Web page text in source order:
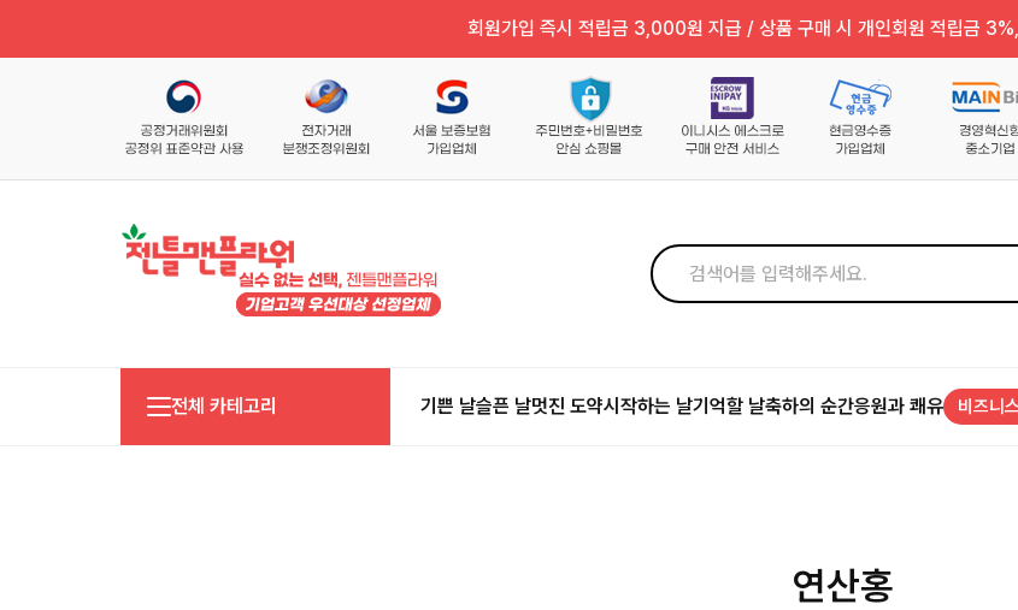
회원가입 즉시 적립금 3,000원 지급 / 상품 구매 시 개인회원 적립금
전체 카테고리 기쁜 날슬픈 날멋진 도약시작하는 날기억할 날축하의 순간응원과 쾌유 비즈니
연산홍